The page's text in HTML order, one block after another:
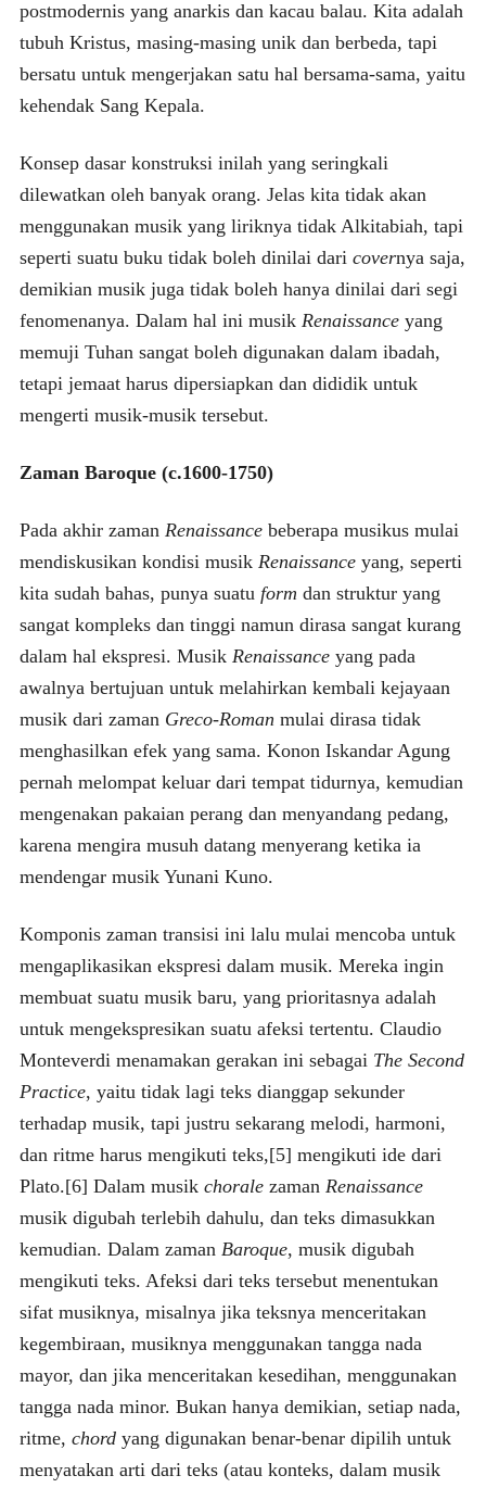
postmodernis yang anarkis dan kacau balau. Kita adalah
tubuh Kristus, masing-masing unik dan berbeda, tapi
bersatu untuk mengerjakan satu hal bersama-sama, yaitu
kehendak Sang Kepala.
Konsep dasar konstruksi inilah yang seringkali
dilewatkan oleh banyak orang. Jelas kita tidak akan
menggunakan musik yang liriknya tidak Alkitabiah, tapi
seperti suatu buku tidak boleh dinilai dari covernya saja,
demikian musik juga tidak boleh hanya dinilai dari segi
fenomenanya. Dalam hal ini musik Renaissanceyang
memuji Tuhan sangat boleh digunakan dalam ibadah,
tetapi jemaat harus dipersiapkan dan dididik untuk
mengerti musik-musik tersebut.
Zaman Baroque (c.1600-1750)
Pada akhir zaman Renaissancebeberapa musikus mulai
mendiskusikan kondisi musik Renaissanceyang, seperti
kita sudah bahas, punya suatu form dan struktur yang
sangat kompleks dan tinggi namun dirasa sangat kurang
dalam hal ekspresi. Musik Renaissanceyang pada
awalnya bertujuan untuk melahirkan kembali kejayaan
musik dari zaman Greco-Roman mulai dirasa tidak
menghasilkan efek yang sama. Konon Iskandar Agung
pernah melompat keluar dari tempat tidurnya, kemudian
mengenakan pakaian perang dan menyandang pedang,
karena mengira musuh datang menyerang ketika ia
mendengar musik Yunani Kuno.
Komponis zaman transisi ini lalu mulai mencoba untuk
mengaplikasikan ekspresi dalam musik. Mereka ingin
membuat suatu musik baru, yang prioritasnya adalah
untuk mengekspresikan suatu afeksi tertentu. Claudio
Monteverdi menamakan gerakan ini sebagai The Second
Practice, yaitu tidak lagi teks dianggap sekunder
terhadap musik, tapi justru sekarang melodi, harmoni,
dan ritme harus mengikuti teks,[5] mengikuti ide dari
Plato.[6] Dalam musik choralezaman Renaissance
musik digubah terlebih dahulu, dan teks dimasukkan
kemudian. Dalam zaman Baroque, musik digubah
mengikuti teks. Afeksi dari teks tersebut menentukan
sifat musiknya, misalnya jika teksnya menceritakan
kegembiraan, musiknya menggunakan tangga nada
mayor, dan jika menceritakan kesedihan, menggunakan
tangga nada minor. Bukan hanya demikian, setiap nada,
ritme, chordyang digunakan benar-benar dipilih untuk
menyatakan arti dari teks (atau konteks, dalam musik